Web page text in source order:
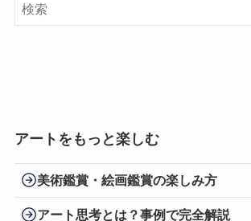
アートをもっと楽しむ
美術鑑賞・絵画鑑賞の楽しみ方
アート思考とは？事例で完全解説